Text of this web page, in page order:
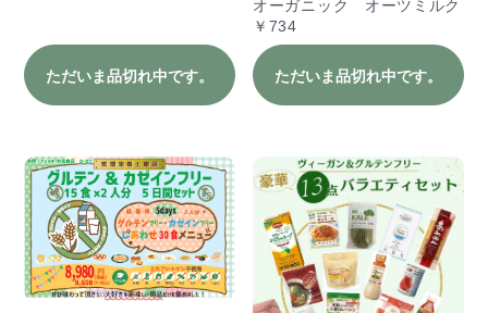
ただいま品切れ中です。
オーガニック オーツミルク
￥734
ただいま品切れ中です。